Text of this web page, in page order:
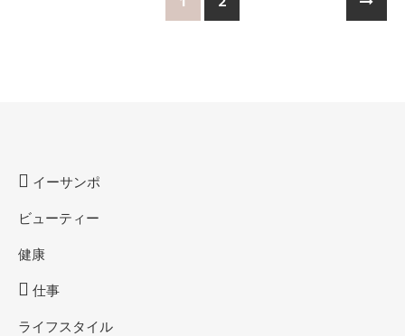
イーサンポ
ビューティー
健康
仕事
ライフスタイル